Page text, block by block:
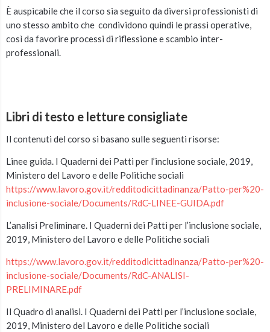
È auspicabile che il corso sia seguito da diversi professionisti di
uno stesso ambito che condividono quindi le prassi operative,
così da favorire processi di riflessione e scambio inter-
professionali.
Libri di testo e letture consigliate
Il contenuti del corso si basano sulle seguenti risorse:
Linee guida. I Quaderni dei Patti per l’inclusione sociale, 2019,
Ministero del Lavoro e delle Politiche sociali
https://www.lavoro.gov.it/redditodicittadinanza/Patto-per%20-
inclusione-sociale/Documents/RdC-LINEE-GUIDA.pdf
L’analisi Preliminare. I Quaderni dei Patti per l’inclusione sociale,
2019, Ministero del Lavoro e delle Politiche sociali
https://www.lavoro.gov.it/redditodicittadinanza/Patto-per%20-
inclusione-sociale/Documents/RdC-ANALISI-
PRELIMINARE.pdf
Il Quadro di analisi. I Quaderni dei Patti per l’inclusione sociale,
2019, Ministero del Lavoro e delle Politiche sociali